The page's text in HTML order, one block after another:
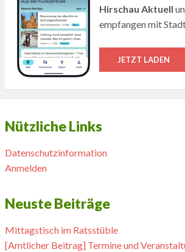
Hirschau Aktuell
empfangen mit
JETZT LADEN
Nützliche Links
Datenschutzinformation
Anmelden
Neuste Beiträge
Mittagstisch im Ratsstüble
[Amtlicher Beitrag] Termine und